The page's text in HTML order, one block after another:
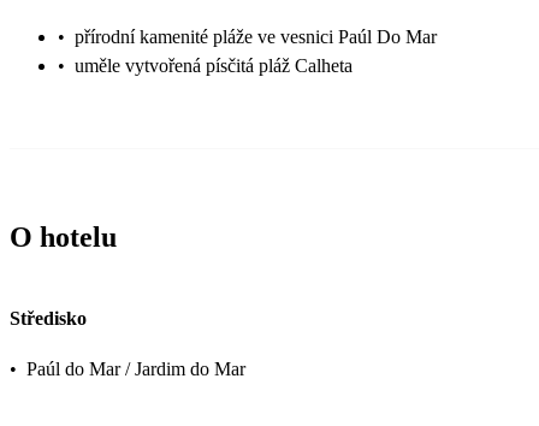
• přírodní kamenité pláže ve vesnici Paúl Do Mar
• uměle vytvořená písčitá pláž Calheta
O hotelu
Středisko
• Paúl do Mar / Jardim do Mar